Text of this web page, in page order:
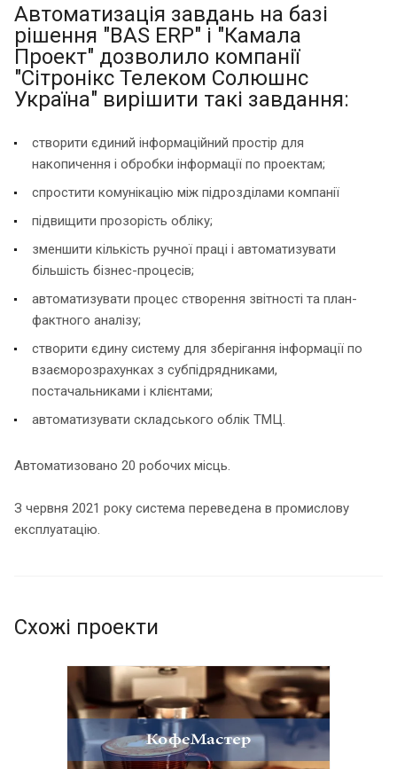
Автоматизація завдань на базі
рішення "BAS ERP" і "Камала
Проект" дозволило компанії
"Сітронікс Телеком Солюшнс
Україна" вирішити такі завдання:
створити єдиний інформаційний простір для
накопичення і обробки інформації по проектам;
спростити комунікацію між підрозділами компанії
підвищити прозорість обліку;
зменшити кількість ручної праці і автоматизувати
більшість бізнес-процесів;
автоматизувати процес створення звітності та план-
фактного аналізу;
створити єдину систему для зберігання інформації по
взаєморозрахунках з субпідрядниками,
постачальниками і клієнтами;
автоматизувати складського облік ТМЦ.
Автоматизовано 20 робочих місць.
З червня 2021 року система переведена в промислову
експлуатацію.
Схожі проекти